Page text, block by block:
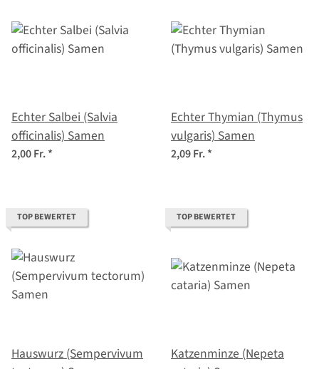
Echter Salbei (Salvia
officinalis) Samen
2,00 Fr.*
Echter Thymian (Thymus
vulgaris) Samen
2,09 Fr.*
TOP BEWERTET
Hauswurz (Sempervivum
TOP BEWERTET
Katzenminze (Nepeta